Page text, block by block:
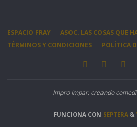
ESPACIO FRAY
ASOC. LAS COSAS QUE
TÉRMINOS Y CONDICIONES
POLÍTICA
Impro Impar, creando
FUNCIONA CON SEPTERA&